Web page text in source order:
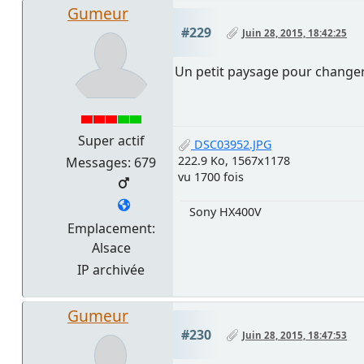
Gumeur
Super actif
Messages: 679
Emplacement:
Alsace
IP archivée
#229 Juin 28, 2015, 18:42:25
Un petit paysage pour
DSC03952.JPG
222.9 Ko, 1567x1178
vu 1700 fois
Sony HX400V
Gumeur
#230 Juin 28, 2015, 18:47:53